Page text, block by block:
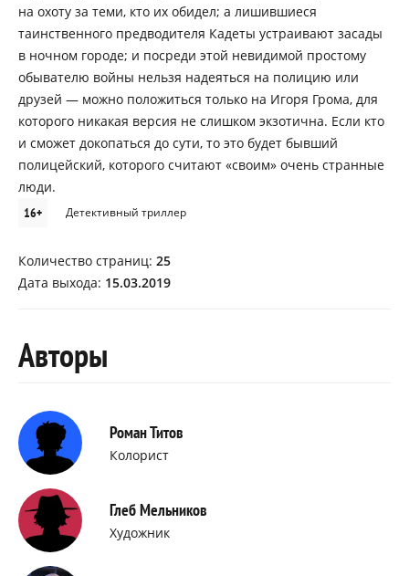
на охоту за теми, кто их обидел; а лишившиеся
таинственного предводителя Кадеты устраивают засады
в ночном городе; и посреди этой невидимой простому
обывателю войны нельзя надеяться на полицию или
друзей — можно положиться только на Игоря Грома, для
которого никакая версия не слишком экзотична. Если кто
и сможет докопаться до сути, то это будет бывший
полицейский, которого считают «своим» очень странные
люди.
16+ Детективный триллер
Количество страниц: 25
Дата выхода: 15.03.2019
Авторы
Роман Титов
Колорист
Глеб Мельников
Художник